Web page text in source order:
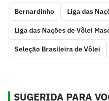
Bernardinho Liga das
Liga das Nações de Vôlei
Seleção Brasileira de Vôlei
SUGERIDA PARA